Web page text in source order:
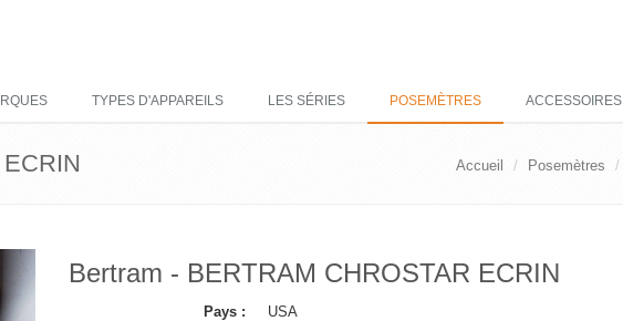
TYPES D'APPAREILS LES SÉRIES POSEMÈTRES ACCESSOIRES
Accueil Posemètres
Bertram - BERTRAM CHROSTAR ECRIN
Pays :
USA